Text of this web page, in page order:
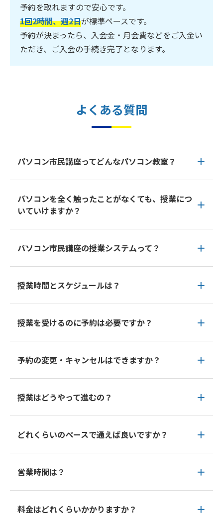
予約を取れますので安心です。
1回2時間、週2日が標準ペースです。
予約が決まったら、入会金・月会費などをご入金い
ただき、ご入会の手続き完了となります。
よくある質問
パソコン市民講座ってどんなパソコン教室？
パソコンを全く触ったことがなくても、授業につ
いていけますか？
パソコン市民講座の授業システムって？
授業時間とスケジュールは？
授業を受けるのに予約は必要ですか？
予約の変更・キャンセルはできますか？
授業はどうやって進むの？
どれくらいのペースで通えば良いですか？
営業時間は？
料金はどれくらいかかりますか？